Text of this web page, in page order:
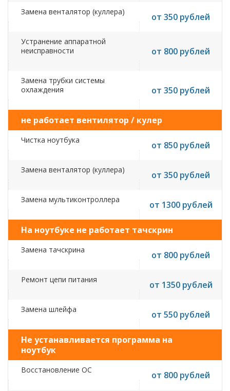
Замена венталятор (куллера) от 350 рублей
Устранение аппаратной
неисправности
от 800 рублей
Замена трубки системы
охлаждения
от 350 рублей
не работает вентилятор / кулер
Чистка ноутбука от 850 рублей
Замена венталятор (куллера) от 350 рублей
Замена мультиконтроллера от 1300 рублей
На ноутбуке не работает тачскрин
Замена тачскрина от 800 рублей
Ремонт цепи питания от 1350 рублей
Замена шлейфа от 550 рублей
Не устанавливается программа на
ноутбук
Восстановление ОС от 800 рублей